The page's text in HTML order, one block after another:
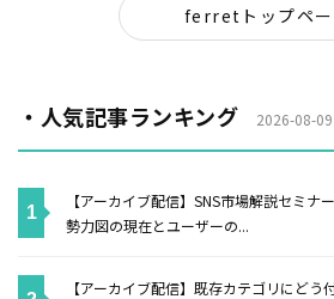
ferretトップペー
・人気記事ランキング 2026-08-
【アーカイブ配信】SNS市場解説セミナ
勢力図の現在とユーザーの...
【アーカイブ配信】既存カテゴリにど